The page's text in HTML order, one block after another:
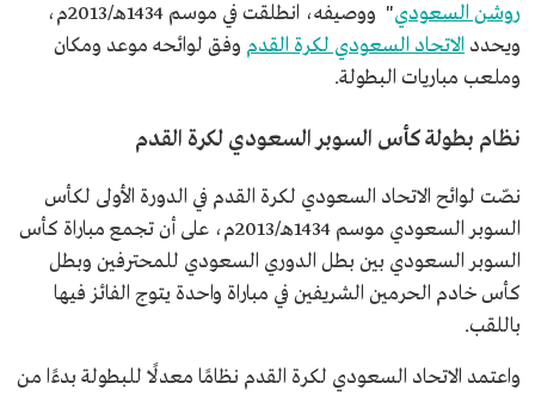
روشن السعودي
" ووصيفه، انطلقت في موسم 1434هـ/2013م،
ويحدد الاتحاد السعودي لكرة القدم وفق لوائحه موعد ومكان
وملعب مباريات البطولة.
نظام بطولة كأس السوبر السعودي لكرة القدم
نصّت لوائح الاتحاد السعودي لكرة القدم في الدورة الأولى لكأس
السوبر السعودي موسم 1434هـ/2013م، على أن تجمع مباراة كأس
السوبر السعودي بين بطل الدوري السعودي للمحترفين وبطل
كأس خادم الحرمين الشريفين في مباراة واحدة يتوج الفائز فيها
باللقب.
واعتمد الاتحاد السعودي لكرة القدم نظامًا معدلًا للبطولة بدءًا من